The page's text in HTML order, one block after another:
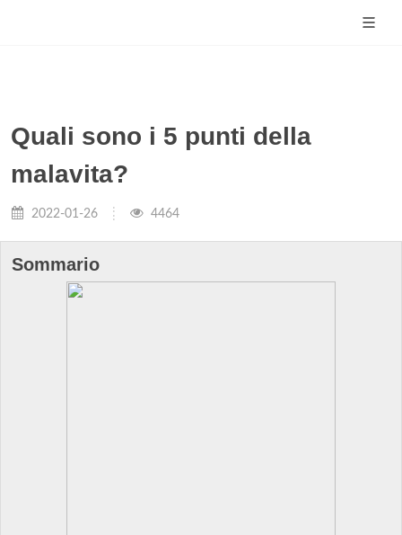
Quali sono i 5 punti della
malavita?
2022-01-26 4464
Sommario